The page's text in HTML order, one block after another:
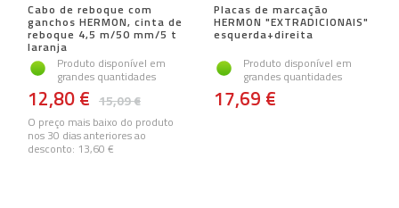
Cabo de reboque com
ganchos HERMON, cinta de
reboque 4,5 m/50 mm/5 t
laranja
Produto disponível em
grandes quantidades
15,09 €
12,80 €
O preço mais baixo do produto
nos 30 dias anteriores ao
desconto: 13,60 €
Placas de marcação
HERMON "EXTRADICIONAIS"
esquerda+direita
Produto disponível em
grandes quantidades
17,69 €